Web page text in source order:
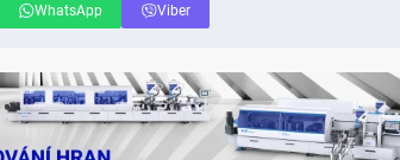
WhatsApp Viber